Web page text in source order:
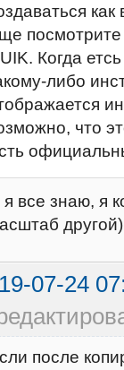
как
Когда
либо
что
я все знаю, я
07-24
после